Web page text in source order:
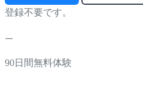
登録不要です。
90日間無料体験